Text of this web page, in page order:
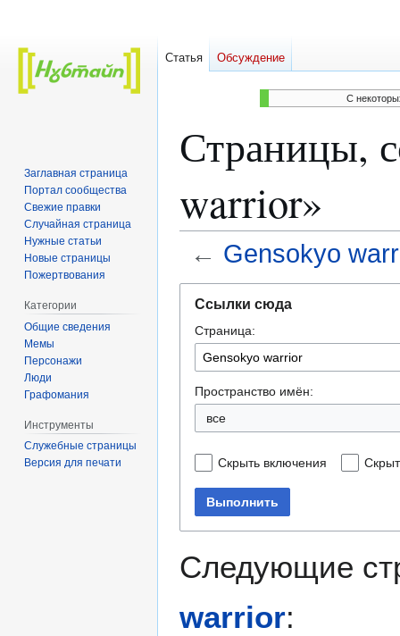
C
Страницы,
warrior»
← Gensokyo
навигации
поиску
Ссылки сюда
Страница:
Пространство имён:
все
Скрыть включения
Выполнить
Следующие
warrior:
Статья Обсуждение
Заглавная страница
Портал сообщества
Свежие правки
Случайная страница
Нужные статьи
Новые страницы
Пожертвования
Категории
Общие сведения
Мемы
Персонажи
Люди
Графомания
Инструменты
Служебные страницы
Версия для печати